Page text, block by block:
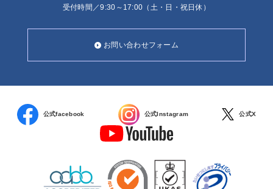
受付時間／9:30～17:00（土・日・祝日休）
お問い合わせフォーム
公式facebook 公式Instagram 公式X